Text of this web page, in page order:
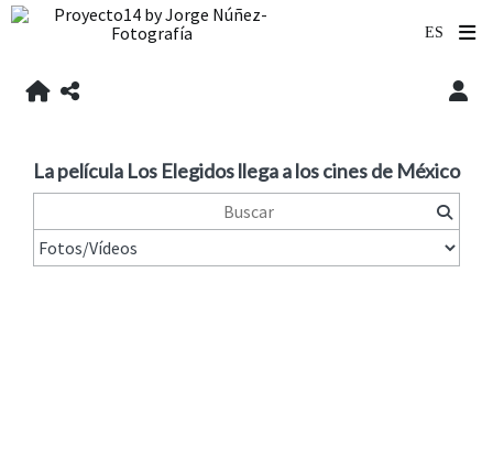
La película Los Elegidos llega a los cines de México